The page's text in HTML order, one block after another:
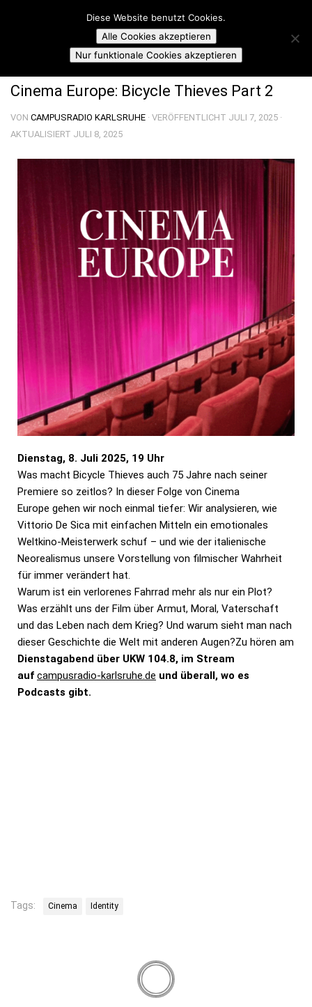
Skip to content
Campusradio Karlsruhe
CINEMA EUROPE
Cinema Europe: Bicycle Thieves Part 2
VON CAMPUSRADIO KARLSRUHE · VERÖFFENTLICHT JULI 7, 2025 ·
AKTUALISIERT JULI 8, 2025
Dienstag, 8. Juli 2025, 19 Uhr
Was macht Bicycle Thieves auch 75 Jahre nach seiner
Premiere so zeitlos? In dieser Folge von Cinema
Europe gehen wir noch einmal tiefer: Wir analysieren, wie
Vittorio De Sica mit einfachen Mitteln ein emotionales
Weltkino-Meisterwerk schuf – und wie der italienische
Neorealismus unsere Vorstellung von filmischer Wahrheit
für immer verändert hat.
Warum ist ein verlorenes Fahrrad mehr als nur ein Plot?
Was erzählt uns der Film über Armut, Moral, Vaterschaft
und das Leben nach dem Krieg? Und warum sieht man nach
dieser Geschichte die Welt mit anderen Augen?Zu hören am
Dienstagabend über UKW 104.8, im Stream
auf campusradio-karlsruhe.de und überall, wo es
Podcasts gibt.
Tags: Cinema Identity
Diese Website benutzt Cookies.
Alle Cookies akzeptieren
Nur funktionale Cookies akzeptieren